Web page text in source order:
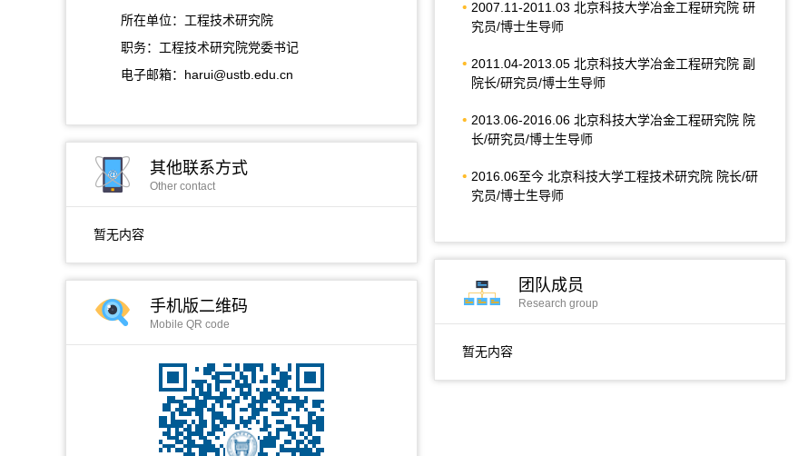
所在单位：工程技术研究院
职务：工程技术研究院党委书记
电子邮箱： harui@ustb.edu.cn
其他联系方式
Other contact
暂无内容
手机版二维码
Mobile QR code
2007.11-2011.03 北京科技大学冶金工程研究院 研
究员/博士生导师
2011.04-2013.05 北京科技大学冶金工程研究院 副
院长/研究员/博士生导师
2013.06-2016.06 北京科技大学冶金工程研究院 院
长/研究员/博士生导师
2016.06至今 北京科技大学工程技术研究院 院长/研
究员/博士生导师
团队成员
Research group
暂无内容